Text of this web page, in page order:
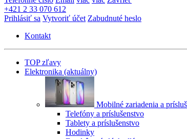
+421 2 33 070 612
Prihlásiť sa Vytvoriť účet Zabudnuté heslo
Kontakt
TOP zľavy
Elektronika (aktuálny)
Mobilné zariadenia a
Telefóny a príslušenstvo
Tablety a príslušenstvo
Hodinky